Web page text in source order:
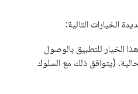
الخيارات التالية:
الخيار للتطبيق بالوصول
(يتوافق ذلك مع السلوك